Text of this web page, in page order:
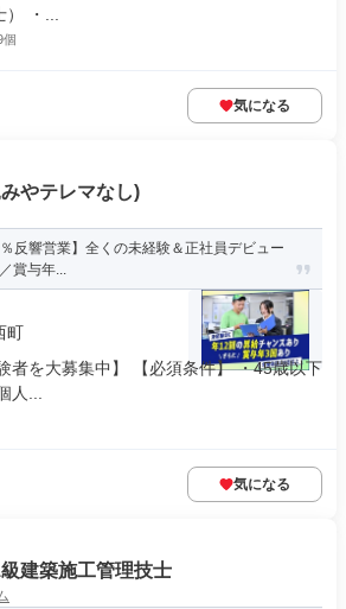
・...
個
気になる
やテレマなし)
反響営業】全くの未経験＆正社員デビュー
賞与年...
町
者を大募集中】 【必須条件】 ・45歳以下
人...
気になる
建築施工管理技士